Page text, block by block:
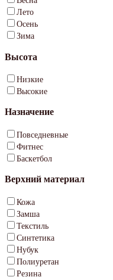
Лето
Осень
Зима
Высота
Низкие
Высокие
Назначение
Повседневные
Фитнес
Баскетбол
Верхний материал
Кожа
Замша
Текстиль
Синтетика
Нубук
Полиуретан
Резина